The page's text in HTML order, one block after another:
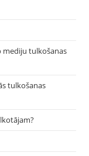
mediju tulkošanas
tulkošanas